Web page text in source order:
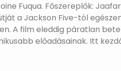
Fuqua. Főszereplők:
a Jackson Five-tól
A film eleddig páratlan
előadásainak. Itt